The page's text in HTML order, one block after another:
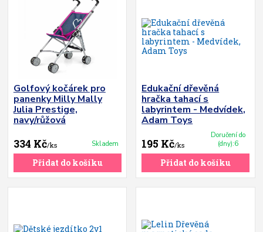
Golfový kočárek pro
panenky Milly Mally
Julia Prestige,
navy/růžová
334 Kč/ks Skladem
Přidat do košíku
Edukační dřevěná
hračka tahací s
labyrintem - Medvídek,
Adam Toys
195 Kč/ks
Doručení do
(dny):6
Přidat do košíku